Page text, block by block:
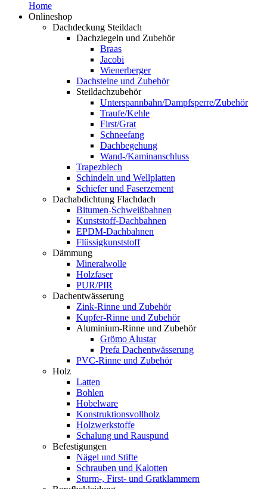
Home
Onlineshop
Dachdeckung Steildach
Dachziegeln und Zubehör
Braas
Jacobi
Wienerberger
Dachsteine und Zubehör
Steildachzubehör
Unterspannbahn/Dampfsperre/Zubehör
Traufe/Kehle
First/Grat
Schneefang
Dachbegehung
Wand-/Kaminanschluss
Trapezblech
Schindeln und Wellplatten
Schiefer und Faserzement
Dachabdichtung Flachdach
Bitumen-Schweißbahnen
Kunststoff-Dachbahnen
EPDM-Dachbahnen
Flüssigkunststoff
Dämmung
Mineralwolle
Holzfaser
PUR/PIR
Dachentwässerung
Zink-Rinne und Zubehör
Kupfer-Rinne und Zubehör
Aluminium-Rinne und Zubehör
Grömo Alustar
Prefa Dachentwässerung
PVC-Rinne und Zubehör
Holz
Latten
Bohlen
Hobelware
Konstruktionsvollholz
Holzwerkstoffe
Schalung und Rauspund
Befestigungen
Nägel und Stifte
Schrauben und Kalotten
Sturm-, First- und Gratklammern